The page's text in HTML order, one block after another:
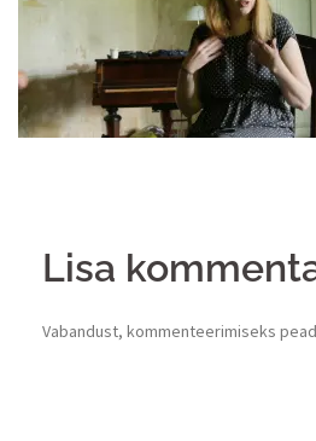
Lisa
Vabandust, kommenteerimiseks pead